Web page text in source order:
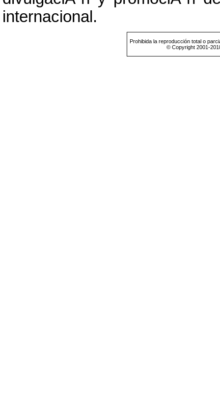
internacional.
Prohibida la reproducción total o
© Copyright 2001-